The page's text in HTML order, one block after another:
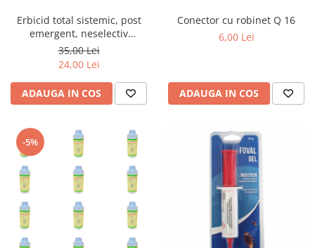
Erbicid total sistemic, post
emergent, neselectiv
(buruieni monocotiledonate si
dicotiledonate, anuale si
perene), Agrosar360 SL,
35,00 Lei
24,00 Lei
ADAUGA IN COS
Conector cu robinet Q 16
6,00 Lei
ADAUGA IN COS
-5%